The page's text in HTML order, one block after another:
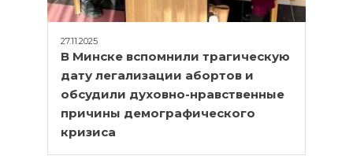
27.11.2025
В Минске вспомнили трагическую
дату легализации абортов и
обсудили духовно-нравственные
причины демографического
кризиса